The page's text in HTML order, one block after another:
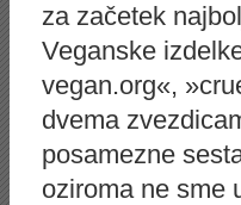
za začetek
Veganske
vegan.org«,
dvema
posamezne
oziroma ne sme